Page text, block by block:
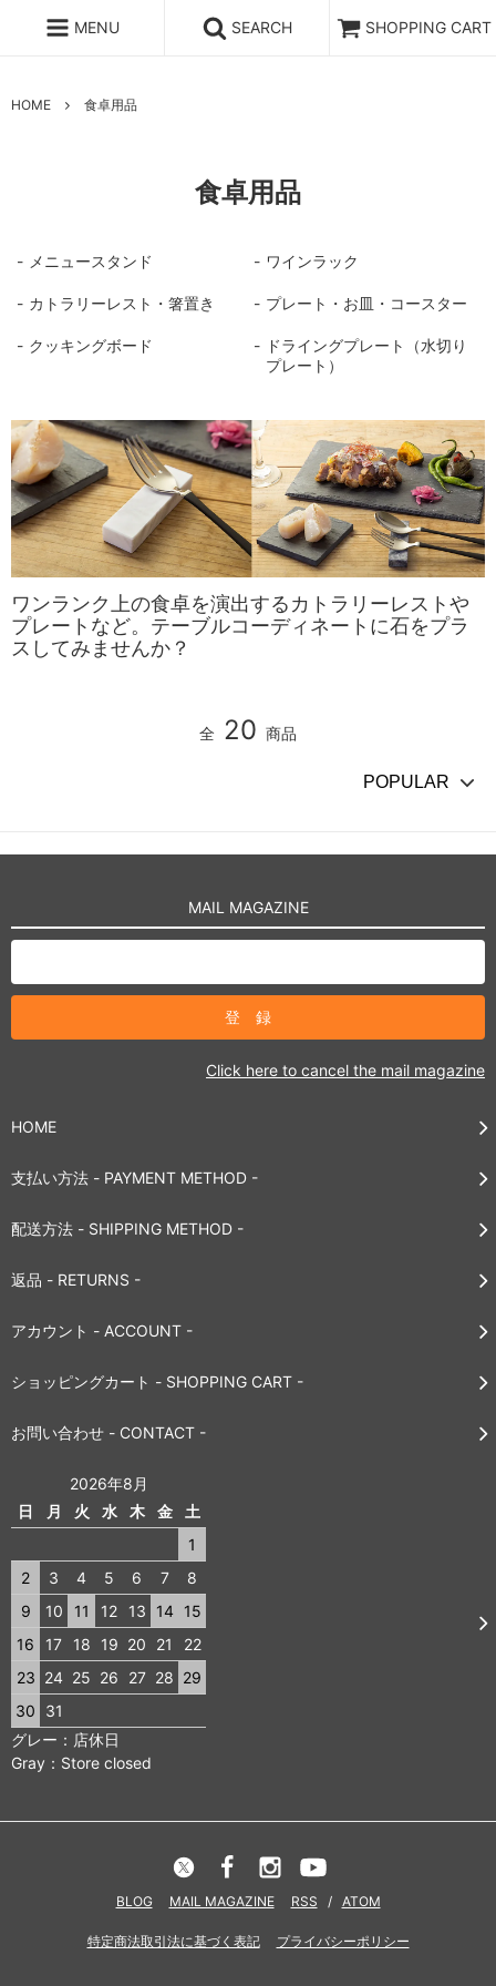
MENU SEARCH SHOPPING CART
HOME 食卓用品
食卓用品
メニュースタンド ワインラック
カトラリーレスト・箸置き プレート・お皿・コースター
クッキングボード
ドライングプレート（水切り
プレート）
ワンランク上の食卓を演出するカトラリーレストや
プレートなど。テーブルコーディネートに石をプラ
スしてみませんか？
全 20 商品
MAIL MAGAZINE
Click here to cancel the mail magazine
HOME
支払い方法 - PAYMENT METHOD -
配送方法 - SHIPPING METHOD -
返品 - RETURNS -
アカウント - ACCOUNT -
ショッピングカート - SHOPPING CART -
お問い合わせ - CONTACT -
2026年8月
日
月 火 水 木 金
土
1
2
3 4 5 6 7
8
9
10 11 12 13 14
15
16
17 18 19 20 21
22
23 24 25 26 27 28 29
30
31
グレー：店休日
Gray：Store closed
BLOG MAIL MAGAZINE RSS / ATOM
特定商法取引法に基づく表記 プライバシーポリシー